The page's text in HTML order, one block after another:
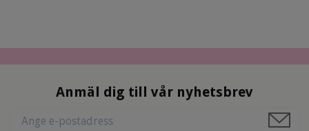
Anmäl dig till vår nyhetsbrev